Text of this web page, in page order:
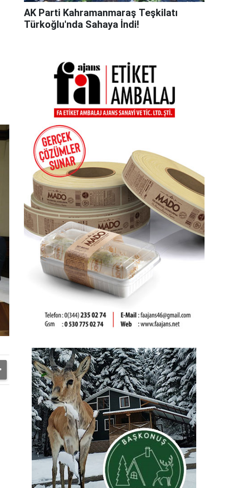
AK Parti Kahramanmaraş Teşkilatı
Türkoğlu'nda Sahaya İndi!